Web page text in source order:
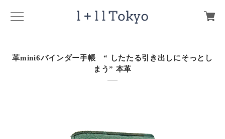
革mini6バインダー手帳 “ したたる引き出しにそっとし
まう” 本革